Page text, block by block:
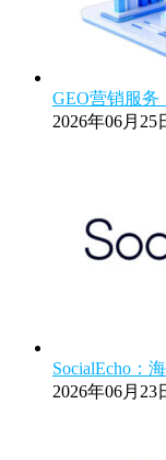
GEO营销服
2026年06月25
SocialEcho：
2026年06月23